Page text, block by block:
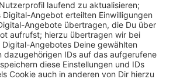
hat – und zweitens, dass sie
und Ordnung sorgen.